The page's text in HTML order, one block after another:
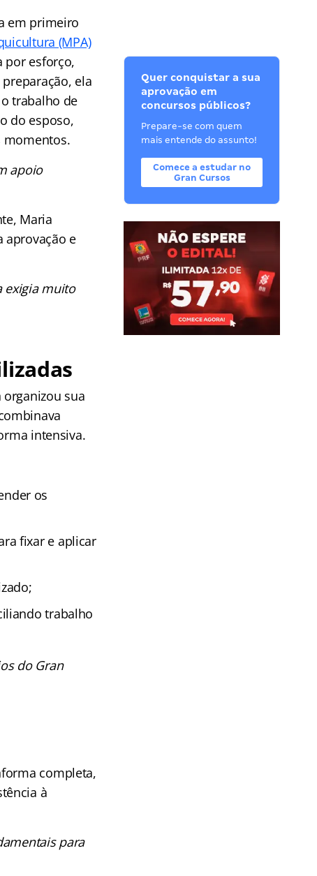
em primeiro
(MPA)
por esforço,
ela
trabalho de
do esposo,
momentos.
apoio
Maria
aprovação e
exigia muito
sua
intensiva.
os
fixar e aplicar
trabalho
do Gran
completa,
à
para
Quer conquistar a sua
aprovação em
concursos públicos?
Prepare-se com quem
mais entende do assunto!
Comece a estudar no
Gran Cursos